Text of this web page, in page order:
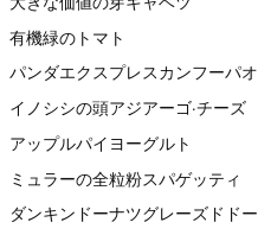
有機緑のトマト
パンダエクスプレスカンフーパ
イノシシの頭アジアーゴ·チーズ
アップルパイヨーグルト
ミュラーの全粒粉スパゲッティ
ダンキンドーナツグレーズドド